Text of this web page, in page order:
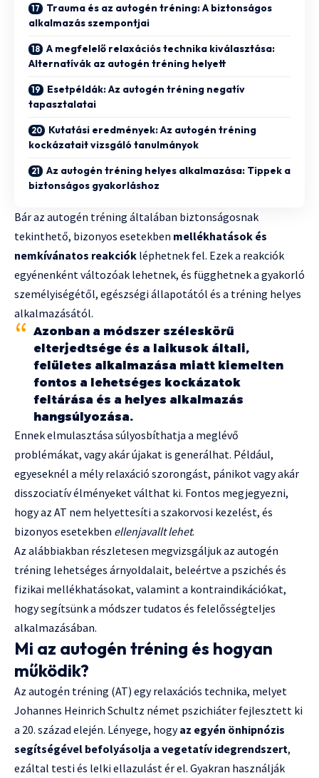
Trauma és az autogén tréning: A biztonságos
alkalmazás szempontjai
A megfelelő relaxációs technika kiválasztása:
Alternatívák az autogén tréning helyett
Esetpéldák: Az autogén tréning negatív
tapasztalatai
Kutatási eredmények: Az autogén tréning
kockázatait vizsgáló tanulmányok
Az autogén tréning helyes alkalmazása: Tippek a
biztonságos gyakorláshoz
Bár az autogén tréning általában biztonságosnak
tekinthető, bizonyos esetekben mellékhatások és
nemkívánatos reakciók léphetnek fel. Ezek a reakciók
egyénenként változóak lehetnek, és függhetnek a gyakorló
személyiségétől, egészségi állapotától és a tréning helyes
alkalmazásától.
Azonban a módszer széleskörű
elterjedtsége és a laikusok általi,
felületes alkalmazása miatt kiemelten
fontos a lehetséges kockázatok
feltárása és a helyes alkalmazás
hangsúlyozása.
Ennek elmulasztása súlyosbíthatja a meglévő
problémákat, vagy akár újakat is generálhat. Például,
egyeseknél a mély relaxáció szorongást, pánikot vagy akár
disszociatív élményeket válthat ki. Fontos megjegyezni,
hogy az AT nem helyettesíti a szakorvosi kezelést, és
bizonyos esetekben ellenjavallt lehet.
Az alábbiakban részletesen megvizsgáljuk az autogén
tréning lehetséges árnyoldalait, beleértve a pszichés és
fizikai mellékhatásokat, valamint a kontraindikációkat,
hogy segítsünk a módszer tudatos és felelősségteljes
alkalmazásában.
Mi az autogén tréning és hogyan
működik?
Az autogén tréning (AT) egy relaxációs technika, melyet
Johannes Heinrich Schultz német pszichiáter fejlesztett ki
a 20. század elején. Lényege, hogyaz egyén önhipnózis
segítségével befolyásolja a vegetatív idegrendszert,
ezáltal testi és lelki ellazulást ér el. Gyakran használják